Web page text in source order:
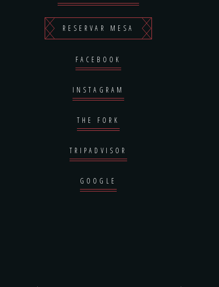
RESERVAR MESA
FACEBOOK
INSTAGRAM
THE FORK
TRIPADVISOR
GOOGLE